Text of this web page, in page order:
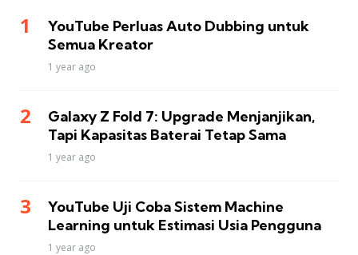
YouTube Perluas Auto Dubbing untuk
Semua Kreator
1 year ago
Galaxy Z Fold 7: Upgrade Menjanjikan,
Tapi Kapasitas Baterai Tetap Sama
1 year ago
YouTube Uji Coba Sistem Machine
Learning untuk Estimasi Usia Pengguna
1 year ago